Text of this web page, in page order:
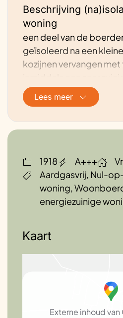
Beschrijving
woning
een deel van de
geïsoleerd na een
kozijnen vervangen
mantelzorgwoning
de woning
die het hele huis nu
verwarmt, en het
nu 2 jaar volledig
zeer tevreden
Toekomstplannen
lasten van
Lees meer
1918 A+++
Aardgasvrij, Nul-
woning,
energiezuinige
Kaart
Externe inhoud